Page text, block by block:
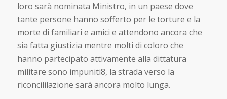
loro sarà nominata Ministro, in un paese dove
tante persone hanno sofferto per le torture e la
morte di familiari e amici e attendono ancora che
sia fatta giustizia mentre molti di coloro che
hanno partecipato attivamente alla dittatura
militare sono impuniti8, la strada verso la
riconcililazione sarà ancora molto lunga.